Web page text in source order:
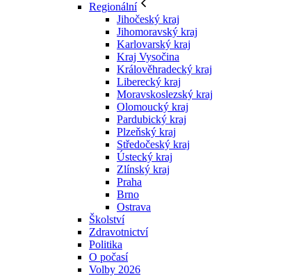
Regionální
Jihočeský kraj
Jihomoravský kraj
Karlovarský kraj
Kraj Vysočina
Králověhradecký kraj
Liberecký kraj
Moravskoslezský kraj
Olomoucký kraj
Pardubický kraj
Plzeňský kraj
Středočeský kraj
Ústecký kraj
Zlínský kraj
Praha
Brno
Ostrava
Školství
Zdravotnictví
Politika
O počasí
Volby 2026